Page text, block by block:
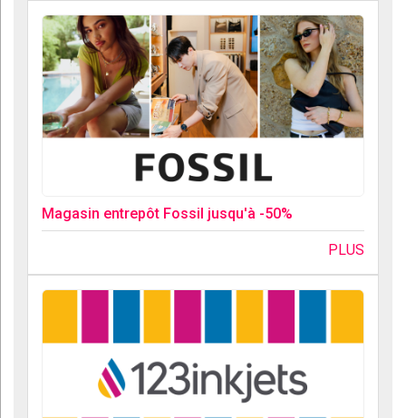
Magasin entrepôt Fossil jusqu'à -50%
PLUS